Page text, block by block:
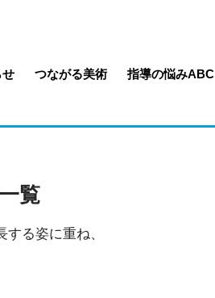
せ つながる美術 指導の悩みABC
覧
る姿に重ね、